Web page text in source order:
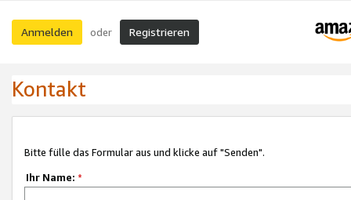
Anmelden oder Registrieren
Kontakt
Bitte fülle das Formular aus und klicke auf "Senden".
Ihr Name: *